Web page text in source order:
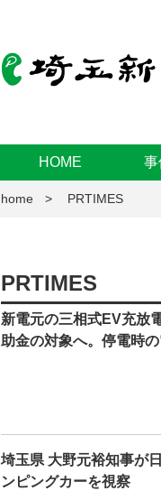
HOME 事
home PRTIMES
PRTIMES
新電元の三相式EV充放
助金の対象へ。停電時
埼玉県 大野元裕知事が
ンピングカーを視察